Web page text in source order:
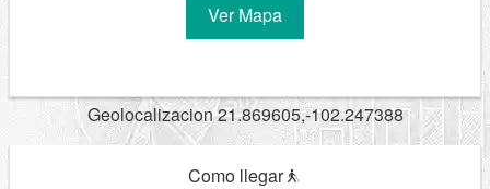
Ver Mapa
Geolocalizacion 21.869605,-102.247388
Como llegar